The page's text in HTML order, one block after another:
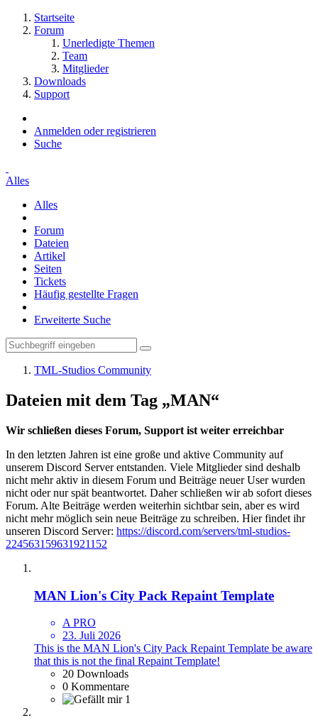
Startseite
Forum
Unerledigte Themen
Team
Mitglieder
Downloads
Support
Anmelden oder registrieren
Suche
Alles
Alles
Forum
Dateien
Artikel
Seiten
Tickets
Häufig gestellte Fragen
Erweiterte Suche
TML-Studios Community
Dateien mit dem Tag „MAN“
Wir schließen dieses Forum, Support ist weiter erreichbar
In den letzten Jahren ist eine große und aktive Community auf
unserem Discord Server entstanden. Viele Mitglieder sind deshalb
nicht mehr aktiv in diesem Forum und Beiträge neuer User wurden
nicht oder nur spät beantwortet. Daher schließen wir ab sofort dieses
Forum. Alte Beiträge werden weiterhin sichtbar sein, aber es wird
nicht mehr möglich sein neue Beiträge zu schreiben. Hier findet ihr
unseren Discord Server: https://discord.com/servers/tml-studios-
224563159631921152
MAN Lion's City Pack Repaint Template
A PRO
23. Juli 2026
This is the MAN Lion's City Pack Repaint Template be aware
that this is not the final Repaint Template!
20 Downloads
0 Kommentare
1